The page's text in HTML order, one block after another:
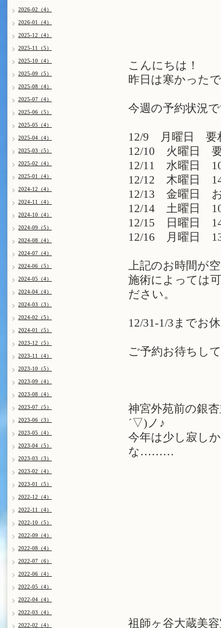
こんにちは！
昨日は寒かった
今週の予約状況
12/9 月曜日 要
12/10 火曜日
12/11 水曜日
12/12 木曜日
12/13 金曜日
12/14 土曜日
12/15 日曜日
12/16 月曜日
上記のお時間が
施術によっては
ださい。
12/31-1/3までお
ご予約お待ちし
神宮外苑前の銀
´▽)ノ♪
今年は少し寂し
な………
祖師ヶ谷大蔵美容
2026-02（4）
2026-01（4）
2025-12（4）
2025-11（5）
2025-10（4）
2025-09（5）
2025-08（4）
2025-07（4）
2025-06（5）
2025-05（4）
2025-04（4）
2025-03（5）
2025-02（4）
2025-01（4）
2024-12（4）
2024-11（4）
2024-10（4）
2024-09（5）
2024-08（4）
2024-07（4）
2024-06（5）
2024-05（4）
2024-04（4）
2024-03（3）
2024-02（5）
2024-01（5）
2023-12（5）
2023-11（4）
2023-10（5）
2023-09（4）
2023-08（4）
2023-07（5）
2023-06（3）
2023-05（4）
2023-04（5）
2023-03（3）
2023-02（4）
2023-01（5）
2022-12（4）
2022-11（4）
2022-10（5）
2022-09（4）
2022-08（4）
2022-07（6）
2022-06（4）
2022-05（4）
2022-04（4）
2022-03（4）
2022-02（4）